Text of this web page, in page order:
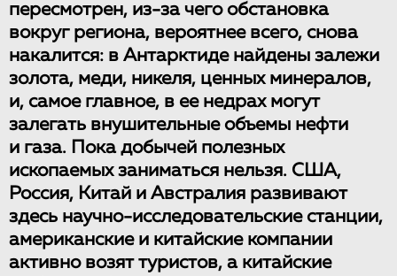
пересмотрен, из-за чего обстановка
вокруг региона, вероятнее всего, снова
накалится: в Антарктиде найдены залежи
золота, меди, никеля, ценных минералов,
и, самое главное, в ее недрах могут
залегать внушительные объемы нефти
и газа. Пока добычей полезных
ископаемых заниматься нельзя. США,
Россия, Китай и Австралия развивают
здесь научно-исследовательские станции,
американские и китайские компании
активно возят туристов, а китайские